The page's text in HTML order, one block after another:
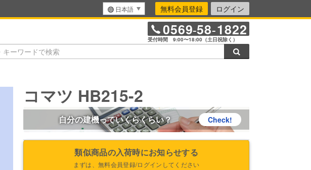
日本語 無料会員登録 ログイン
0569-58-1822
受付時間 9:00〜18:00（土日祝除く）
コマツ HB215-2
自分の建機っていくらくらい？ Check!
類似商品の入荷時にお知らせする
まずは、無料会員登録/ログインしてください